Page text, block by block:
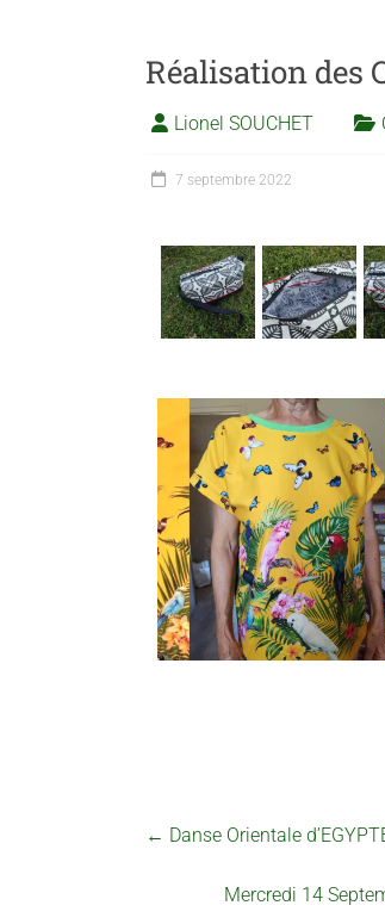
Réalisation des
Lionel SOUCHET
7 septembre 2022
← Danse Orientale
Mercredi 14